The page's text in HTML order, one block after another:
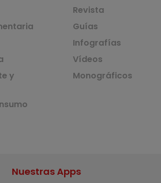
y
Revista
Guías
Infografías
Vídeos
Monográficos
Nuestras Apps